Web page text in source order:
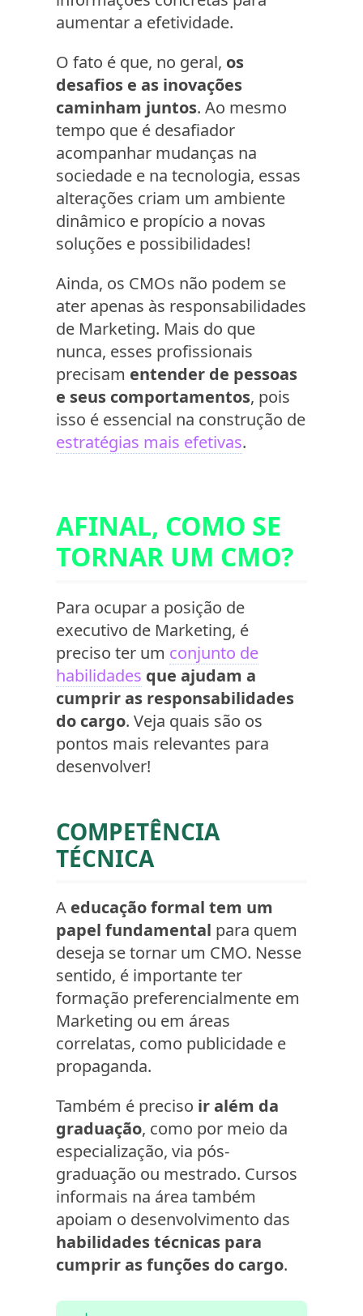
aumentar a efetividade.
O fato é que, no geral, os
desafios e as inovações
caminham juntos. Ao mesmo
tempo que é desafiador
acompanhar mudanças na
sociedade e na tecnologia, essas
alterações criam um ambiente
dinâmico e propício a novas
soluções e possibilidades!
Ainda, os CMOs não podem se
ater apenas às responsabilidades
de Marketing. Mais do que
nunca, esses profissionais
precisam entender de pessoas
e seus comportamentos, pois
isso é essencial na construção de
estratégias mais efetivas.
AFINAL, COMO SE
TORNAR UM CMO?
Para ocupar a posição de
executivo de Marketing, é
preciso ter um conjunto de
habilidades que ajudam a
cumprir as responsabilidades
do cargo. Veja quais são os
pontos mais relevantes para
desenvolver!
COMPETÊNCIA
TÉCNICA
A educação formal tem um
papel fundamental para quem
deseja se tornar um CMO. Nesse
sentido, é importante ter
formação preferencialmente em
Marketing ou em áreas
correlatas, como publicidade e
propaganda.
Também é preciso ir além da
graduação, como por meio da
especialização, via pós-
graduação ou mestrado. Cursos
informais na área também
apoiam o desenvolvimento das
habilidades técnicas para
cumprir as funções do cargo.